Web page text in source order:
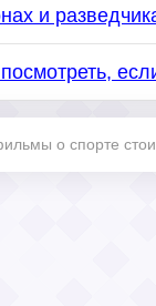
и
о спорте